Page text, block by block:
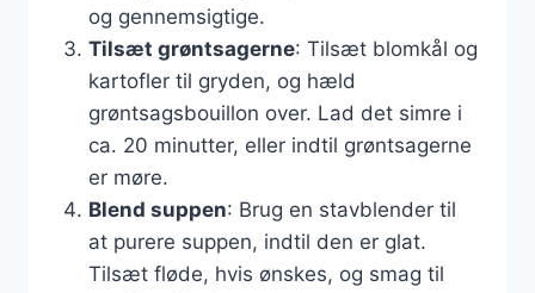
og gennemsigtige.
Tilsæt grøntsagerne: Tilsæt blomkål og
kartofler til gryden, og hæld
grøntsagsbouillon over. Lad det simre i
ca. 20 minutter, eller indtil grøntsagerne
er møre.
Blend suppen: Brug en stavblender til
at purere suppen, indtil den er glat.
Tilsæt fløde, hvis ønskes, og smag til